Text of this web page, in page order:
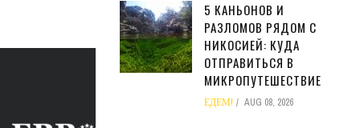
5 КАНЬОНОВ И
РАЗЛОМОВ РЯДОМ С
НИКОСИЕЙ: КУДА
ОТПРАВИТЬСЯ В
МИКРОПУТЕШЕСТВИЕ
ЕДЕМ! AUG 08, 2026